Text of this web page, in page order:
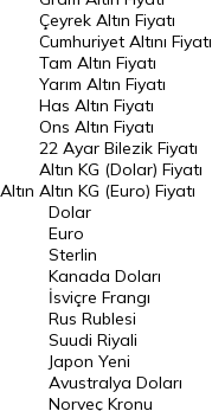
Endeksler
DÖVİZ
Döviz Kuru
Dolar Kuru
Euro Kuru
Pound Kuru
Frank Kuru
Riyal Kuru
Avustralya Doları
Danimarka Kronu Kuru
Altın
Çeyrek Altın Fiyatı
Cumhuriyet Altını Fiyatı
Tam Altın Fiyatı
Yarım Altın Fiyatı
Has Altın Fiyatı
Ons Altın Fiyatı
22 Ayar Bilezik Fiyatı
Altın KG (Dolar) Fiyatı
Altın KG (Euro) Fiyatı
Dolar
Euro
Sterlin
Kanada Doları
İsviçre Frangı
Rus Rublesi
Suudi Riyali
Japon Yeni
Avustralya Doları
Norveç Kronu